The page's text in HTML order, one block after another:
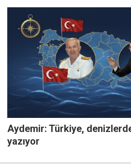
Aydemir: Türkiye,
yazıyor